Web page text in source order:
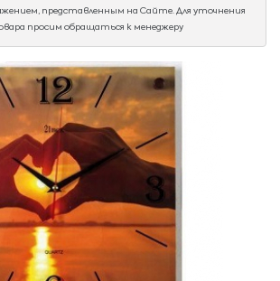
представленным на Сайте. Для уточнения
просим обращаться к менеджеру